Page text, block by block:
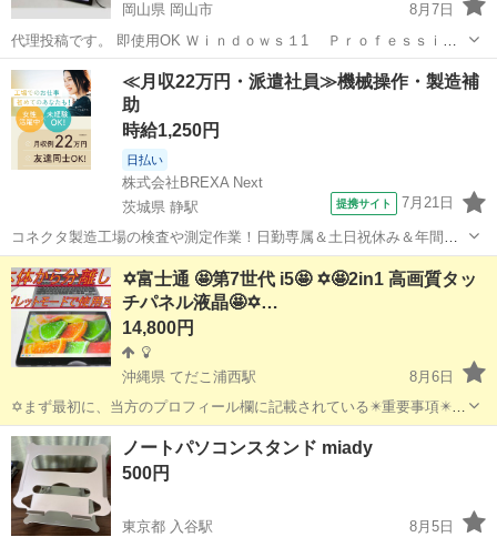
岡山県 岡山市
8月7日
代理投稿です。 即使用OK Ｗｉｎｄｏｗｓ１1 Ｐｒｏｆｅｓｓｉｏ
ｎａｌ ６４ビット版 Ｃｏｒｅｉ５ ４３００Ｕ １．９ＧＨｚから
２．５ＧＨｚ メモリー４ＧＢ、 ＳＳＤ１２８ＧＢです。 液晶...
岡山 岡山市 パソコン Surface Pro
≪月収22万円・派遣社員≫機械操作・製造補
助
時給1,250円
日払い
株式会社BREXA Next
茨城県 静駅
提携サイト 7月21日
コネクタ製造工場の検査や測定作業！日勤専属＆土日祝休み＆年間休
日128日★クリーンルーム内作業★マイカー通勤OK＆無料駐車場あり
★就業先食堂利用可！日払い制度あり！《茨城県常陸大宮市》 人気の
工場のお仕事 ◇コネクタ製造工...
茨城 常陸大宮市 静駅 その他
✡️富士通 🤩第7世代 i5🤩 ✡️🤩2in1 高画質タッ
チパネル液晶🤩✡️…
14,800円
沖縄県 てだこ浦西駅
8月6日
✡️まず最初に、当方のプロフィール欄に記載されている✴️重要事項✴️を
必ずご覧くださいますよう、お願いします。 ✡️当方のパソコンに、興
味を持ってくださり、ありがとうございます。 ✴️ 常に購入者様の目線
に立...
沖縄 沖縄市 てだこ浦西駅 ノートパソコン
インストール
ノートパソコンスタンド miady
500円
東京都 入谷駅
8月5日